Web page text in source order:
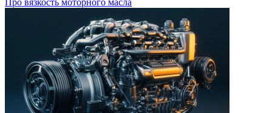
Про вязкость моторного масла